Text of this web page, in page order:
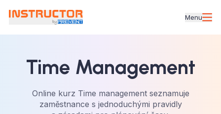
Menu
Time Management
Online kurz Time management seznamuje
zaměstnance s jednoduchými pravidly